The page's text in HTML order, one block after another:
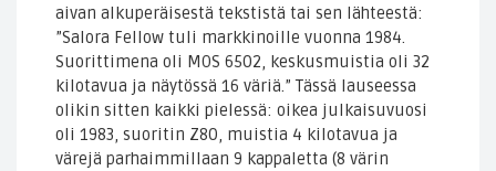
aivan alkuperäisestä tekstistä tai sen lähteestä:
”Salora Fellow tuli markkinoille vuonna 1984.
Suorittimena oli MOS 6502, keskusmuistia oli 32
kilotavua ja näytössä 16 väriä.” Tässä lauseessa
olikin sitten kaikki pielessä: oikea julkaisuvuosi
oli 1983, suoritin Z80, muistia 4 kilotavua ja
värejä parhaimmillaan 9 kappaletta (8 värin